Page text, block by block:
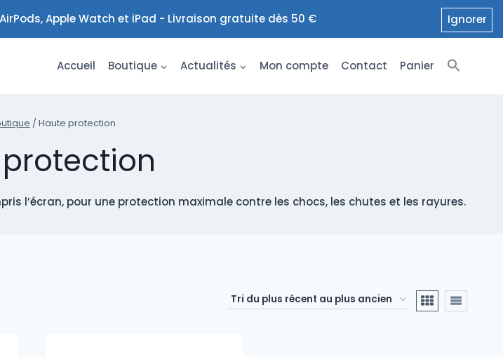
Apple Watch et iPad - Livraison gratuite dès 50 € Ignorer
Accueil Boutique Actualités Mon compte Contact Panier
/ Haute protection
l’écran, pour une protection maximale contre les chocs, les chutes et les rayures.